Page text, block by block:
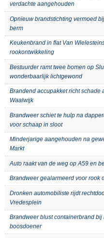
verdachte aangehouden
Opnieuw brandstichting vermoed
berm
Keukenbrand in flat Van
rookontwikkeling
Bestuurder ramt twee bomen op
wonderbaarlijk lichtgewond
Brandend accupakket richt schade
Waalwijk
Brandweer schiet te hulp na
voor schaap in sloot
Minderjarige aangehouden na
Markt
Auto raakt van de weg op A59 en
Brandweer gealarmeerd voor rook
Dronken automobiliste rijdt
Vredesplein
Brandweer blust containerbrand
boosdoener